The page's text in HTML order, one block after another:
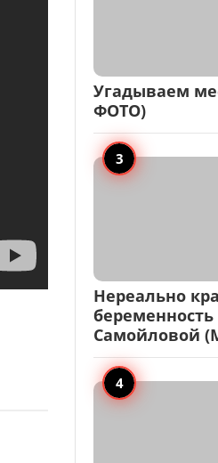
Угадываем
ФОТО)
Нереально
Самойловой